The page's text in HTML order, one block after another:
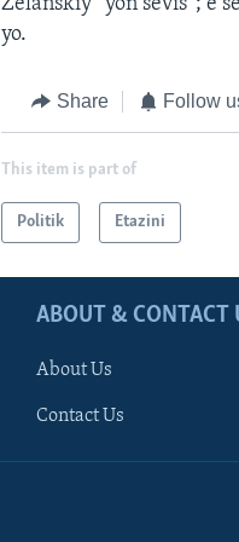
Zelanskiy “yon sèvis”; e
yo.
Share Follow
This item is part of
Politik Etazini
ABOUT & CONTACT
About Us
Contact Us